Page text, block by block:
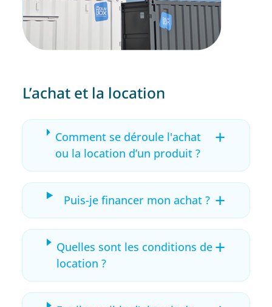
L’achat et la location
Comment se déroule l'achat
ou la location d’un produit ?
+
Puis-je financer mon achat ? +
Quelles sont les conditions de
location ?
+